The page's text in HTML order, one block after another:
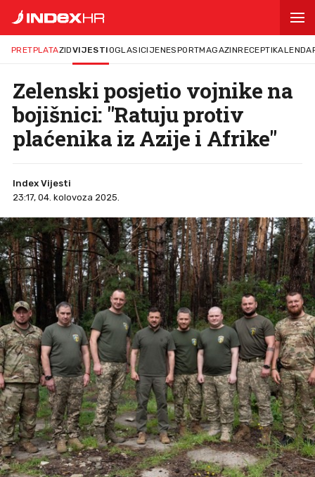
PRETPLATAZIDVIJESTIOGLASICIJENESPORTMAGAZINRECEPTI
Zelenski posjetio vojnike na
bojišnici: "Ratuju protiv
plaćenika iz Azije i Afrike"
Index Vijesti
23:17, 04. kolovoza 2025.